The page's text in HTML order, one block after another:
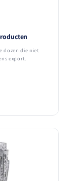
dozen die niet
export.